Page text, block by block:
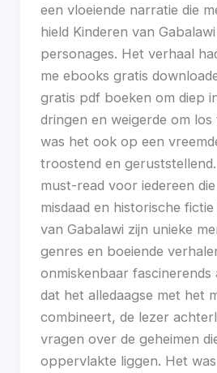
een vloeiende narratie die
hield Kinderen van
personages. Het verhaal
me ebooks gratis
gratis pdf boeken om diep
dringen en weigerde om
was het ook op een
troostend en
must-read voor iedereen
misdaad en historische
van Gabalawi zijn unieke
genres en boeiende
onmiskenbaar fascinerends
dat het alledaagse met het
combineert, de lezer
vragen over de geheimen
oppervlakte liggen. Het